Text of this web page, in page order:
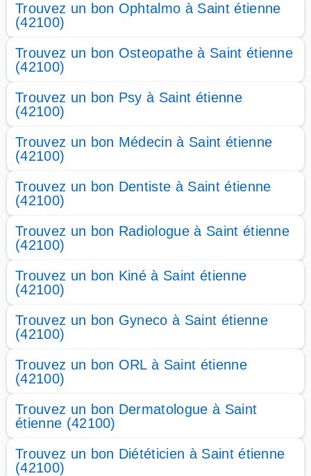
Trouvez un bon Ophtalmo à Saint étienne
(42100)
Trouvez un bon Osteopathe à Saint étienne
(42100)
Trouvez un bon Psy à Saint étienne
(42100)
Trouvez un bon Médecin à Saint étienne
(42100)
Trouvez un bon Dentiste à Saint étienne
(42100)
Trouvez un bon Radiologue à Saint étienne
(42100)
Trouvez un bon Kiné à Saint étienne
(42100)
Trouvez un bon Gyneco à Saint étienne
(42100)
Trouvez un bon ORL à Saint étienne
(42100)
Trouvez un bon Dermatologue à Saint
étienne (42100)
Trouvez un bon Diététicien à Saint étienne
(42100)